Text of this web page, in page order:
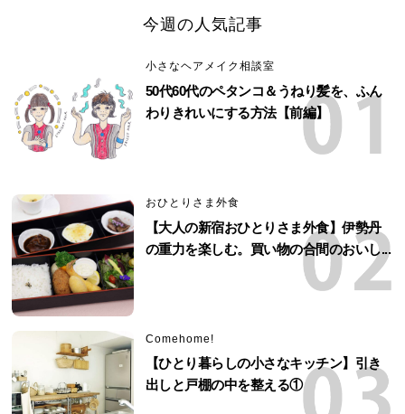
今週の人気記事
小さなヘアメイク相談室
50代60代のペタンコ＆うねり髪を、ふん
わりきれいにする方法【前編】
おひとりさま外食
【大人の新宿おひとりさま外食】伊勢丹
の重力を楽しむ。買い物の合間のおいし...
Comehome!
【ひとり暮らしの小さなキッチン】引き
出しと戸棚の中を整える①